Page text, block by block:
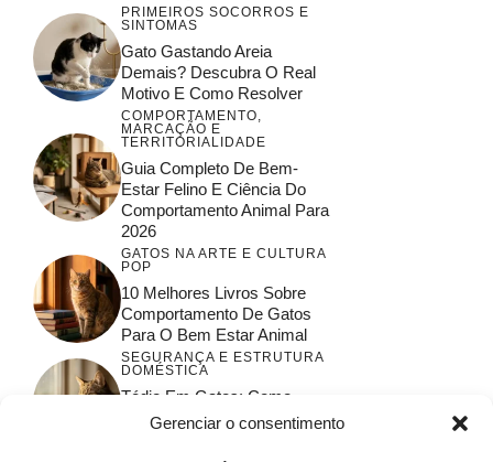
Gerenciar o consentimento
PRIMEIROS SOCORROS E
SINTOMAS
Gato Gastando Areia
Demais? Descubra O Real
Motivo E Como Resolver
COMPORTAMENTO,
MARCAÇÃO E
TERRITORIALIDADE
Guia Completo De Bem-
Estar Felino E Ciência Do
Comportamento Animal Para
2026
GATOS NA ARTE E CULTURA
POP
10 Melhores Livros Sobre
Comportamento De Gatos
Para O Bem Estar Animal
SEGURANÇA E ESTRUTURA
DOMÉSTICA
Tédio Em Gatos: Como
Garantir O Bem-Estar E A